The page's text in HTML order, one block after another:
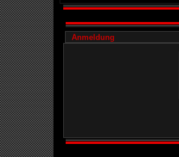
Anmeldung